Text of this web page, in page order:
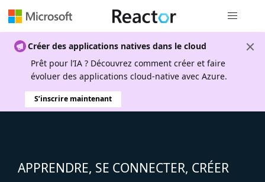
Créer des applications natives dans le cloud
Prêt pour l’IA ? Découvrez comment créer et faire
évoluer des applications cloud-native avec Azure.
S’inscrire maintenant
APPRENDRE, SE CONNECTER, CRÉER